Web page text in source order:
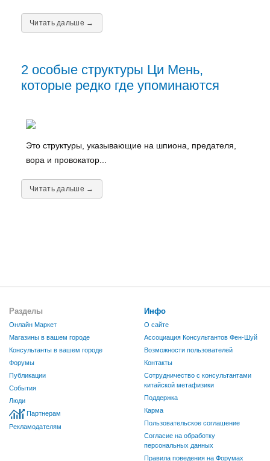
Читать дальше →
2 особые структуры Ци Мень,
которые редко где упоминаются
Это структуры, указывающие на шпиона, предателя,
вора и провокатор...
Читать дальше →
Разделы
Онлайн Маркет
Магазины в вашем городе
Консультанты в вашем городе
Форумы
Публикации
События
Люди
Партнерам
Рекламодателям
Инфо
О сайте
Ассоциация Консультантов Фен-Шуй
Возможности пользователей
Контакты
Сотрудничество с консультантами
китайской метафизики
Поддержка
Карма
Пользовательское соглашение
Согласие на обработку
персональных данных
Правила поведения на Форумах